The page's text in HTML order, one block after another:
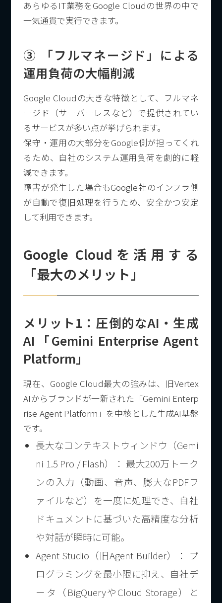
あらゆるIT業務をGoogle Cloudの世界の中で
一気通貫で実行できます。
③ 「フルマネージド」による
運用負荷の大幅削減
Google Cloudの大きな特徴として、フルマネ
ージド（サーバーレスなど）で提供されてい
るサービスが多い点が挙げられます。
保守・運用の大部分をGoogle側が担ってくれ
るため、自社のシステム運用負荷を劇的に軽
減できます。
障害が発生した場合もGoogle社のインフラ側
が自動で復旧処理を行うため、安全かつ安定
して利用できます。
Google Cloudを活用する
「最大のメリット」
メリット1：圧倒的なAI・生成
AI「Gemini Enterprise Agent
Platform」
現在、Google Cloud最大の強みは、旧Vertex
AIからブランドが一新された「Gemini Enterp
rise Agent Platform」を中核とした生成AI基盤
です。
長大なコンテキストウィンドウ（Gemi
ni 1.5 Pro / Flash）： 最大200万トーク
ンの入力（動画、音声、膨大なPDFフ
ァイルなど）を一度に処理でき、自社
ドキュメントに基づいた高精度な分析
や対話が瞬時に可能。
Agent Studio（旧Agent Builder）： プ
ログラミングを最小限に抑え、自社デ
ータ（BigQueryやCloud Storage）と